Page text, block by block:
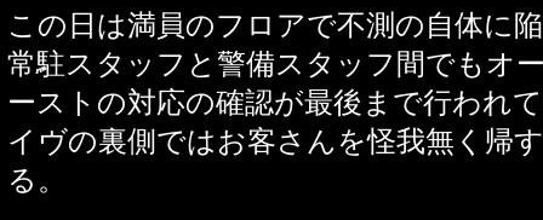
この日は満員のフロアで不測の自体に
常駐スタッフと警備スタッフ間でもオ
ーストの対応の確認が最後まで行われ
イヴの裏側ではお客さんを怪我無く帰
る。